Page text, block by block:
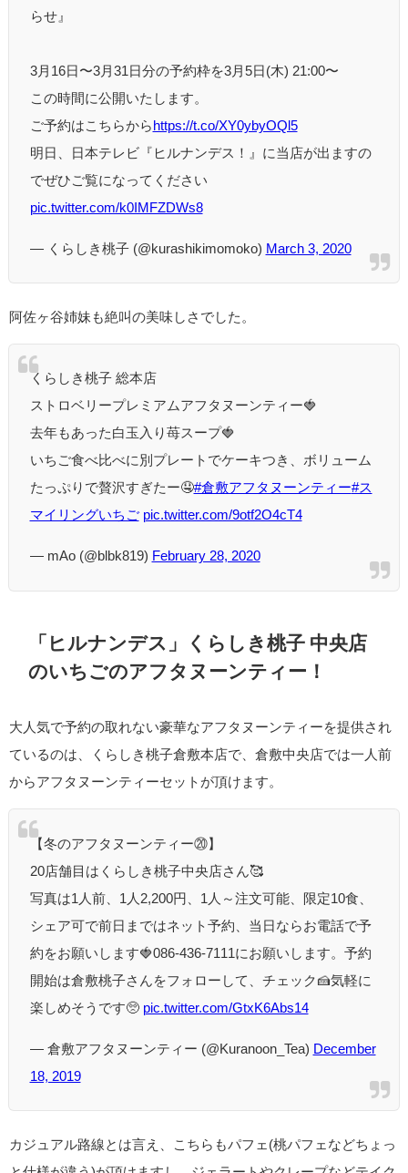
らせ』
3月16日〜3月31日分の予約枠を3月5日(木) 21:00〜
この時間に公開いたします。
ご予約はこちらから https://t.co/XY0ybyOQl5
明日、日本テレビ『ヒルナンデス！』に当店が出ますの
でぜひご覧になってください
pic.twitter.com/k0IMFZDWs8
— くらしき桃子 (@kurashikimomoko) March 3, 2020
阿佐ヶ谷姉妹も絶叫の美味しさでした。
くらしき桃子 総本店
ストロベリープレミアムアフタヌーンティー🍓
去年もあった白玉入り苺スープ🍓
いちご食べ比べに別プレートでケーキつき、ボリューム
たっぷりで贅沢すぎたー🤤#倉敷アフタヌーンティー#ス
マイリングいちご pic.twitter.com/9otf2O4cT4
— mAo (@blbk819) February 28, 2020
「ヒルナンデス」くらしき桃子 中央店
のいちごのアフタヌーンティー！
大人気で予約の取れない豪華なアフタヌーンティーを提供され
ているのは、くらしき桃子倉敷本店で、倉敷中央店では一人前
からアフタヌーンティーセットが頂けます。
【冬のアフタヌーンティー⑳】
20店舗目はくらしき桃子中央店さん🥰
写真は1人前、1人2,200円、1人～注文可能、限定10食、
シェア可で前日まではネット予約、当日ならお電話で予
約をお願いします🍓086-436-7111にお願いします。予約
開始は倉敷桃子さんをフォローして、チェック🍰気軽に
楽しめそうです🥺 pic.twitter.com/GtxK6Abs14
— 倉敷アフタヌーンティー (@Kuranoon_Tea) December
18, 2019
カジュアル路線とは言え、こちらもパフェ(桃パフェなどちょっ